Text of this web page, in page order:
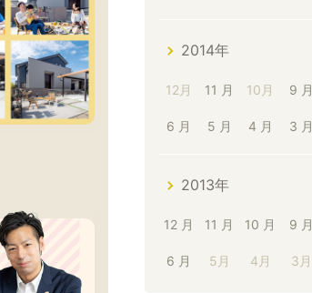
2014年
12月 11 月 10月 9 月
6 月 5 月 4 月 3 月
2013年
12 月 11 月 10 月 9 月
6 月 5月 4月 3月